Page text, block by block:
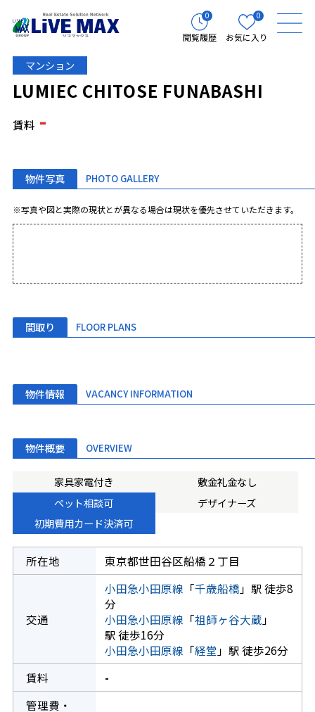
0
閲覧履歴
0
お気に入り
マンション
LUMIEC CHITOSE FUNABASHI
賃料 -
物件写真 PHOTO GALLERY
※写真や図と実際の現状とが異なる場合は現状を優先させていただきます。
間取り FLOOR PLANS
物件情報 VACANCY INFORMATION
物件概要 OVERVIEW
家具家電付き
敷金礼金なし
ペット相談可
デザイナーズ
初期費用カード決済可
所在地 東京都世田谷区船橋２丁目
交通
小田急小田原線 「千歳船橋 」駅 徒歩8
分
小田急小田原線 「祖師ヶ谷大蔵 」
駅 徒歩16分
小田急小田原線 「経堂 」駅 徒歩26分
賃料
-
管理費・